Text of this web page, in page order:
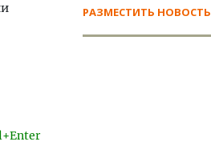
РАЗМЕСТИТЬ НОВОСТЬ